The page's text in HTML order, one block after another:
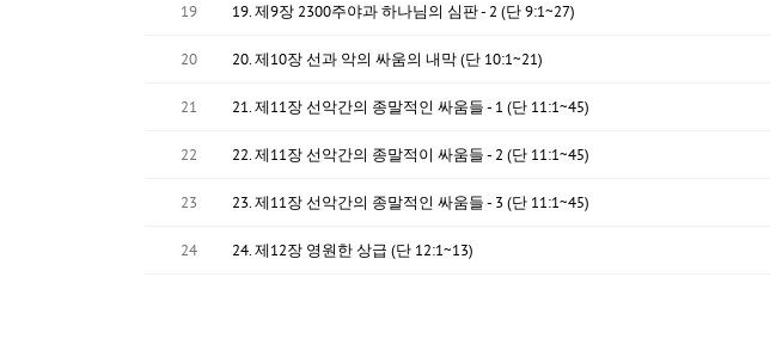
19 19. 제9장 2300주야과 하나님의 심판 - 2 (단 9:1~27)
20 20. 제10장 선과 악의 싸움의 내막 (단 10:1~21)
21 21. 제11장 선악간의 종말적인 싸움들 - 1 (단 11:1~45)
22 22. 제11장 선악간의 종말적이 싸움들 - 2 (단 11:1~45)
23 23. 제11장 선악간의 종말적인 싸움들 - 3 (단 11:1~45)
24 24. 제12장 영원한 상급 (단 12:1~13)